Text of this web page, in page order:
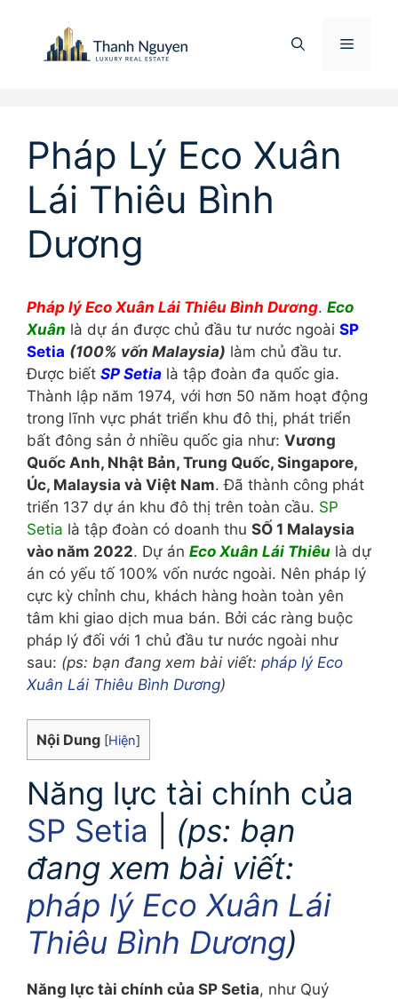
Menu
Pháp Lý Eco Xuân
Lái Thiêu Bình
Dương
Pháp lý Eco Xuân Lái Thiêu Bình Dương. Eco
Xuân là dự án được chủ đầu tư nước ngoài SP
Setia (100% vốn Malaysia) làm chủ đầu tư.
Được biết SP Setia là tập đoàn đa quốc gia.
Thành lập năm 1974, với hơn 50 năm hoạt động
trong lĩnh vực phát triển khu đô thị, phát triển
bất đông sản ở nhiều quốc gia như: Vương
Quốc Anh, Nhật Bản, Trung Quốc, Singapore,
Úc, Malaysia và Việt Nam. Đã thành công phát
triển 137 dự án khu đô thị trên toàn cầu. SP
Setia là tập đoàn có doanh thu SỐ 1 Malaysia
vào năm 2022. Dự án Eco Xuân Lái Thiêu là dự
án có yếu tố 100% vốn nước ngoài. Nên pháp lý
cực kỳ chỉnh chu, khách hàng hoàn toàn yên
tâm khi giao dịch mua bán. Bởi các ràng buộc
pháp lý đối với 1 chủ đầu tư nước ngoài như
sau: (ps: bạn đang xem bài viết: pháp lý Eco
Xuân Lái Thiêu Bình Dương)
Nội Dung [Hiện]
Năng lực tài chính của
SP Setia
(ps: bạn
đang xem bài viết:
pháp lý Eco Xuân Lái
Thiêu Bình Dương)
Năng lực tài chính của SP Setia, như Quý